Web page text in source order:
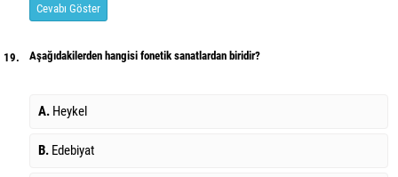
Cevabı Göster
19. Aşağıdakilerden hangisi fonetik sanatlardan biridir?
A. Heykel
B. Edebiyat